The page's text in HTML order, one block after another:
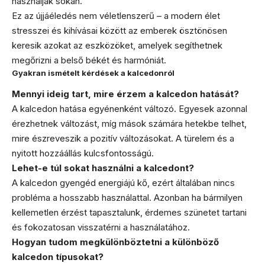
Ez az újjáéledés nem véletlenszerű – a modern élet
stresszei és kihívásai között az emberek ösztönösen
keresik azokat az eszközöket, amelyek segíthetnek
megőrizni a belső békét és harmóniát.
Gyakran ismételt kérdések a kalcedonról
Mennyi ideig tart, mire érzem a kalcedon hatását?
A kalcedon hatása egyénenként változó. Egyesek azonnal
érezhetnek változást, míg mások számára hetekbe telhet,
mire észreveszik a pozitív változásokat. A türelem és a
nyitott hozzáállás kulcsfontosságú.
Lehet-e túl sokat használni a kalcedont?
A kalcedon gyengéd energiájú kő, ezért általában nincs
probléma a hosszabb használattal. Azonban ha bármilyen
kellemetlen érzést tapasztalunk, érdemes szünetet tartani
és fokozatosan visszatérni a használatához.
Hogyan tudom megkülönböztetni a különböző
kalcedon típusokat?